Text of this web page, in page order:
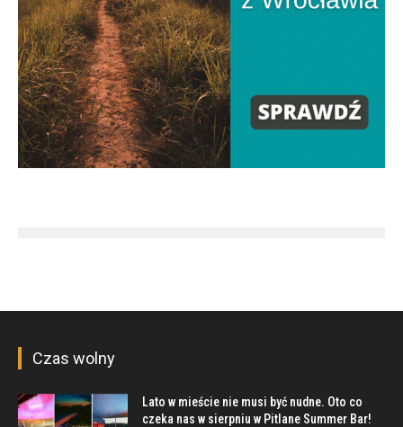
Czas wolny
Lato w mieście nie musi być nudne. Oto co
czeka nas w sierpniu w Pitlane Summer Bar!